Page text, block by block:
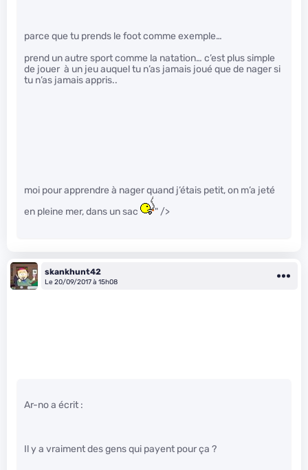
parce que tu prends le foot comme exemple…
prend un autre sport comme la natation… c’est plus simple
de jouer à un jeu auquel tu n’as jamais joué que de nager si
tu n’as jamais appris..
moi pour apprendre à nager quand j’étais petit, on m’a jeté
en pleine mer, dans un sac
" />
skankhunt42
Le 20/09/2017 à 15h08
Ar-no a écrit :
Il y a vraiment des gens qui payent pour ça ?